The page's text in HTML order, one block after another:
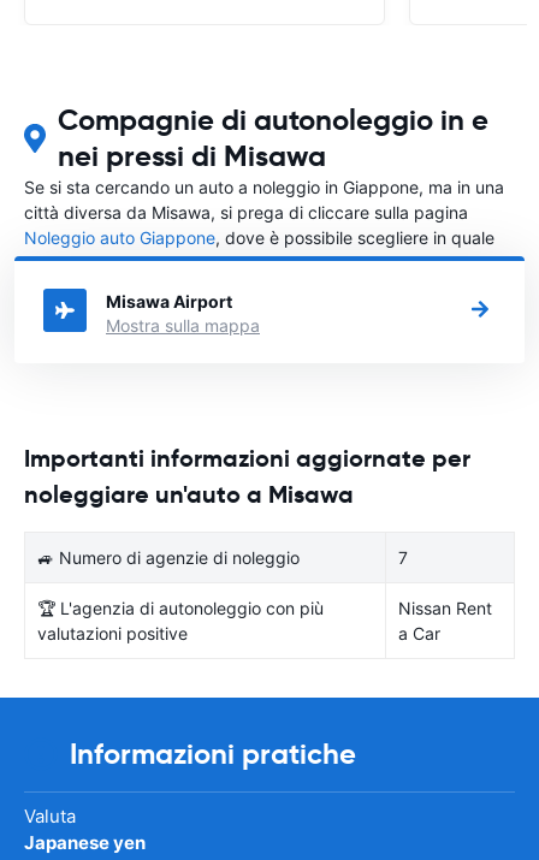
Compagnie di autonoleggio in e
nei pressi di Misawa
Se si sta cercando un auto a noleggio in Giappone, ma in una
città diversa da Misawa, si prega di cliccare sulla pagina
Noleggio auto Giappone, dove è possibile scegliere in quale
città in Giappone si vuole noleggiare l'auto.
Misawa Airport
Mostra sulla mappa
Importanti informazioni aggiornate per
noleggiare un'auto a Misawa
🚙 Numero di agenzie di noleggio 7
🏆 L'agenzia di autonoleggio con più
valutazioni positive
Nissan Rent
a Car
Informazioni pratiche
Valuta
Japanese yen